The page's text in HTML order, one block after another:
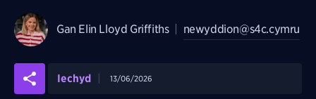
Gan Elin Lloyd Griffiths newyddion@s4c.cymru
Iechyd 13/06/2026